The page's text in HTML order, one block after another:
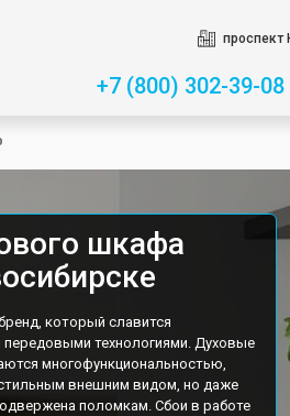
проспект
+7 (800) 302-39-08
шкафа
который славится
технологиями. Духовые
многофункциональностью,
внешним видом, но даже
поломкам. Сбои в работе